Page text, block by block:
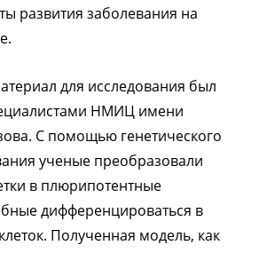
развития заболевания на
для исследования был
НМИЦ имени
С помощью генетического
ученые преобразовали
в плюрипотентные
дифференцироваться в
Полученная модель, как